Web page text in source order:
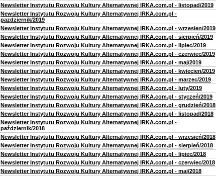
Newsletter Instytutu Rozwoju Kultury Alternatywnej IRKA.com.pl - listopad/2019
Newsletter Instytutu Rozwoju Kultury Alternatywnej IRKA.com.pl -
pazdziernik/2019
Newsletter Instytutu Rozwoju Kultury Alternatywnej IRKA.com.pl - wrzesien/2019
Newsletter Instytutu Rozwoju Kultury Alternatywnej IRKA.com.pl - sierpień/2019
Newsletter Instytutu Rozwoju Kultury Alternatywnej IRKA.com.pl - lipiec/2019
Newsletter Instytutu Rozwoju Kultury Alternatywnej IRKA.com.pl - czerwiec/2019
Newsletter Instytutu Rozwoju Kultury Alternatywnej IRKA.com.pl - maj/2019
Newsletter Instytutu Rozwoju Kultury Alternatywnej IRKA.com.pl - kwiecien/2019
Newsletter Instytutu Rozwoju Kultury Alternatywnej IRKA.com.pl - marzec/2019
Newsletter Instytutu Rozwoju Kultury Alternatywnej IRKA.com.pl - luty/2019
Newsletter Instytutu Rozwoju Kultury Alternatywnej IRKA.com.pl - styczeń/2019
Newsletter Instytutu Rozwoju Kultury Alternatywnej IRKA.com.pl - grudzień/2018
Newsletter Instytutu Rozwoju Kultury Alternatywnej IRKA.com.pl - listopad/2018
Newsletter Instytutu Rozwoju Kultury Alternatywnej IRKA.com.pl -
październik/2018
Newsletter Instytutu Rozwoju Kultury Alternatywnej IRKA.com.pl - wrzesień/2018
Newsletter Instytutu Rozwoju Kultury Alternatywnej IRKA.com.pl - sierpień/2018
Newsletter Instytutu Rozwoju Kultury Alternatywnej IRKA.com.pl - lipiec/2018
Newsletter Instytutu Rozwoju Kultury Alternatywnej IRKA.com.pl - czerwiec/2018
Newsletter Instytutu Rozwoju Kultury Alternatywnej IRKA.com.pl - maj/2018